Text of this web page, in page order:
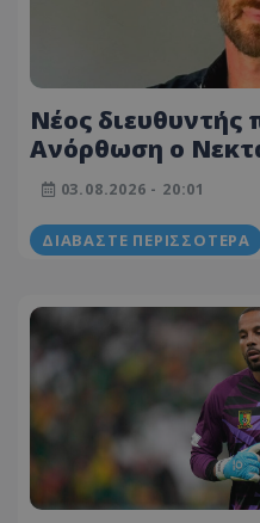
Νέος
Ανόρθωση ο
03.08.2026 - 20:01
ΔΙΑΒΆΣΤΕ ΠΕΡΙΣΣΌΤΕΡΑ